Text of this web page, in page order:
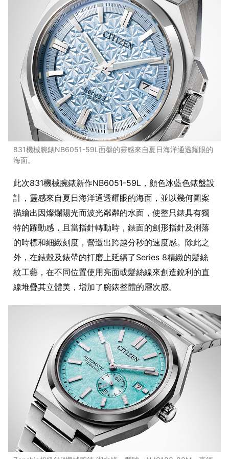
831機械腕錶NB6051-59L面盤的靈感來自夏日海洋通透耀眼的
海面。
此次831機械腕錶新作NB6051-59L，顏色冰藍色錶盤設
計，靈感來自夏日海洋通透耀眼的海面，並以幾何圖案
描繪出因燦爛陽光而波光粼粼的水面，使整只錶具有獨
特的躍動感，且當指針轉動時，錶面的劍形指針及俐落
的時標和細緻刻度，營造出跨越分秒的速度感。除此之
外，在錶殼及錶帶的打磨上延續了Series 8精緻的髮絲
紋工藝，在不同位置使用亮面或髮絲線來創造銳利的直
線堆疊其立體美，增加了腕錶整體的層次感。